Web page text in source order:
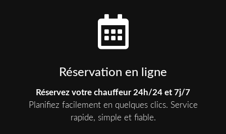
Réservation en ligne
Réservez votre chauffeur 24h/24 et 7j/7
Planifiez facilement en quelques clics. Service
rapide, simple et fiable.